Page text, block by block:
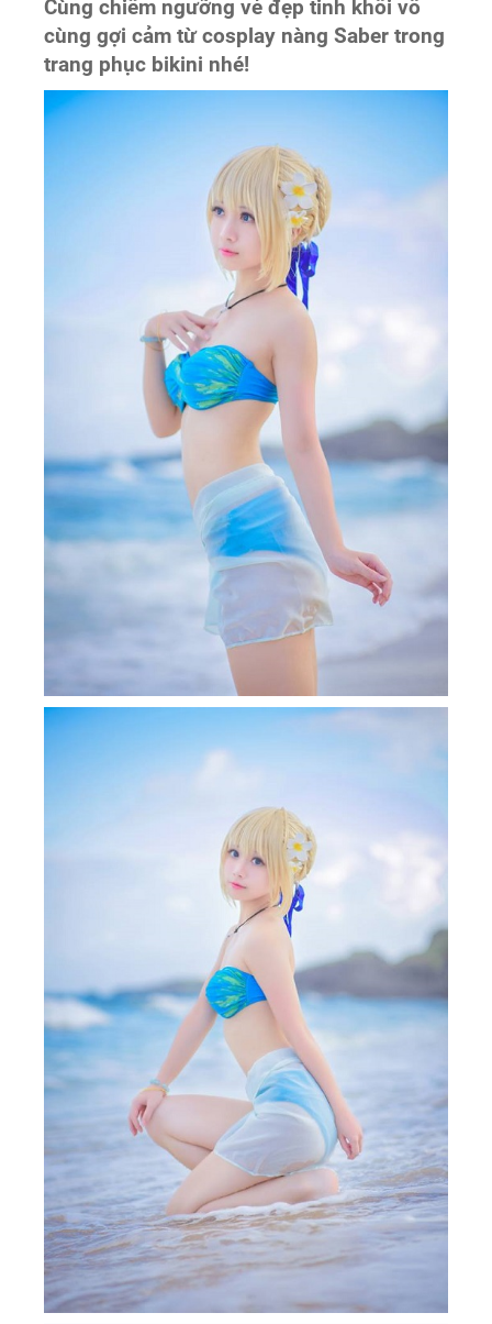
Cùng chiêm ngưỡng vẻ đẹp tinh khôi vô
cùng gợi cảm từ cosplay nàng Saber trong
trang phục bikini nhé!